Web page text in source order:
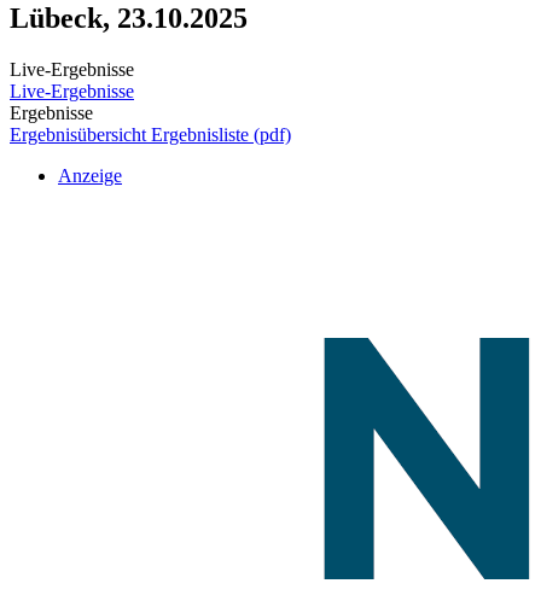
Lübeck, 23.10.2025
Live-Ergebnisse
Live-Ergebnisse
Ergebnisse
Ergebnisübersicht Ergebnisliste (pdf)
Anzeige